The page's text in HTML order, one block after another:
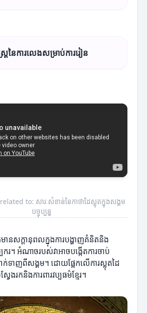
រនៃការលេងសម្រាប់ការរៀន
to: សារៈសំខាន់នៃកាថាដៃស្លុតក្នុងសង្គម
បច្ចុប្បន្ន
ានសក្តានុពលក្នុងការបង្ហាញគំនិតនិង
។ អំណាចរបស់វាអាចបង្កើតការចាប់
ក់ទាញពីសង្គម។ ដោយផ្អែកលើការស្លុតដៃ
ែងរកនិងការពារវប្បធម៌ខ្មែរ។